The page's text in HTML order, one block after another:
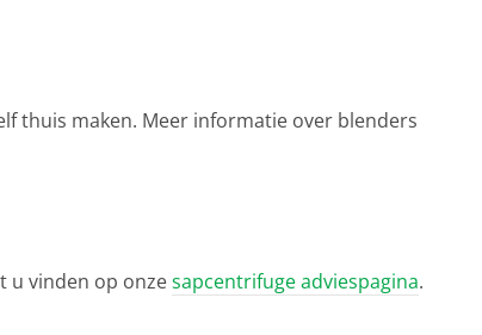
thuis maken. Meer informatie over blenders
u vinden op onzesapcentrifuge adviespagina.